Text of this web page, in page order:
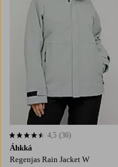
Áhkká
Regenjas Rain Jacket W
4,5 op basis van 36 beoordelingen
4,5 (36)